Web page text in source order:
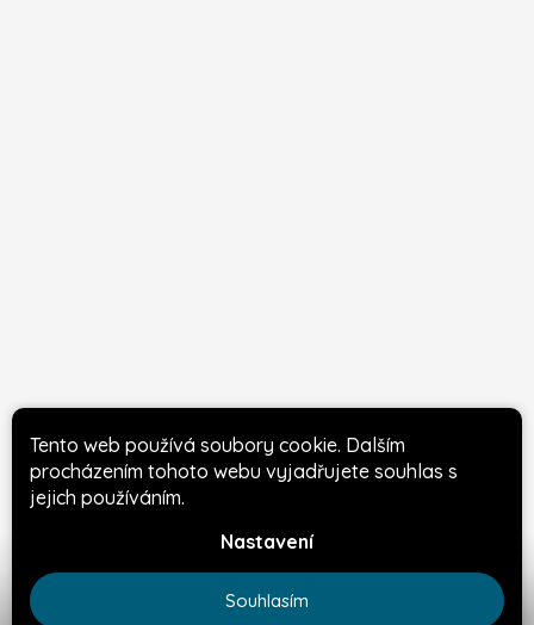
Tento web používá soubory cookie. Dalším
procházením tohoto webu vyjadřujete souhlas s
jejich používáním.
Nastavení
Souhlasím